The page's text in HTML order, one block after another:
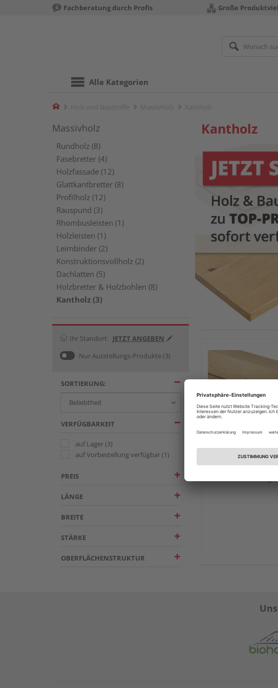
Fachberatung durch Profis Große
Alle Kategorien
Home
Massivholz
Rundholz (8)
Fasebretter (4)
Holzfassade (12)
Glattkantbretter (8)
Profilholz (12)
Rauspund (3)
Rhombusleisten (1)
Holzleisten (1)
Leimbinder (2)
Konstruktionsvollholz (2)
Dachlatten (5)
Holzbretter & Holzbohlen (8)
Kantholz (3)
Ihr Standort: JETZT ANGEBEN
Nur Ausstellungs-Produkte (3)
SORTIERUNG:
VERFÜGBARKEIT
auf Lager(3)
auf Vorbestellung verfügbar(1)
PREIS
LÄNGE
BREITE
STÄRKE
OBERFLÄCHENSTRUKTUR
Kantholz
Kantholz Fichte
unbehandelt